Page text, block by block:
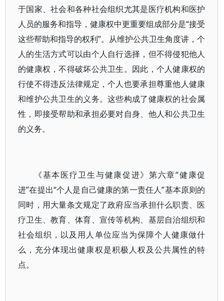
于国家、社会和各种社会组织尤其是医疗机构和医护
人员的服务和指导，健康权中更重要组成部分是“接受
这些帮助和指导的权利”。从维护公共卫生角度讲，个
人的生活方式可以由个人自行选择，但不得侵犯他人
的健康权，不得破坏公共卫生。因此，个人健康权的
行使不得违反法律规定，个人也要承担尊重他人健康
和维护公共卫生的义务。这些构成了健康权的社会属
性，即接受帮助和承担必要对自身、他人和公共卫生
的义务。
《基本医疗卫生与健康促进》第六章“健康促
进”在提出“个人是自己健康的第一责任人”基本原则的
同时，用大量条文规定了政府应当承担什么职责、医
疗卫生、教育、体育、宣传等机构、基层自治组织和
社会组织，以及用人单位应当为保障个人健康做什
么，充分体现出健康权是积极人权及公共属性的特
点。